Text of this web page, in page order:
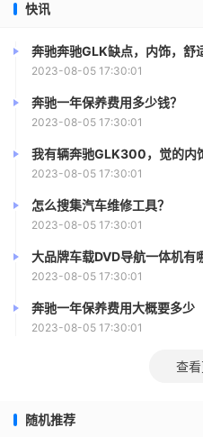
习压力都抛到了九霄云外，
刻，我明白了，原来，外国
么有趣，是我以前不懂得追
质。
书桌上，那一束一品红
忘记那圣诞节的味道。
4. mini拉花多少钱
1.清洁车身，保持干燥。
底纸。
快讯
奔驰奔驰GLK缺点，内饰，舒
2023-08-05 17:30:01
奔驰一年保养费用多少钱？
2023-08-05 17:30:01
我有辆奔驰GLK300，觉的内
2023-08-05 17:30:01
怎么搜集汽车维修工具？
2023-08-05 17:30:01
大品牌车载DVD导航一体机有
2023-08-05 17:30:01
奔驰一年保养费用大概要多少
2023-08-05 17:30:01
查
随机推荐